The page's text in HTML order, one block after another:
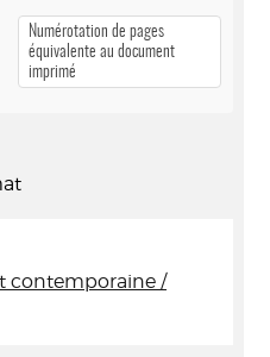
Numérotation de pages
équivalente au document
imprimé
contemporaine /